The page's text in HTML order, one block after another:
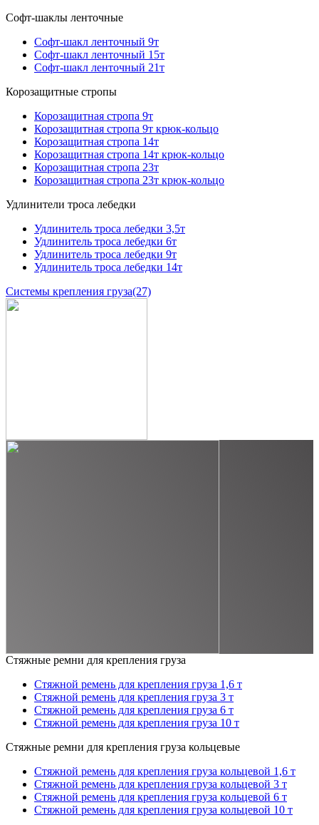
Софт-шаклы ленточные
Софт-шакл ленточный 9т
Софт-шакл ленточный 15т
Софт-шакл ленточный 21т
Корозащитные стропы
Корозащитная стропа 9т
Корозащитная стропа 9т крюк-кольцо
Корозащитная стропа 14т
Корозащитная стропа 14т крюк-кольцо
Корозащитная стропа 23т
Корозащитная стропа 23т крюк-кольцо
Удлинители троса лебедки
Удлинитель троса лебедки 3,5т
Удлинитель троса лебедки 6т
Удлинитель троса лебедки 9т
Удлинитель троса лебедки 14т
Системы крепления груза(27)
Стяжные ремни для крепления груза
Стяжной ремень для крепления груза 1,6 т
Стяжной ремень для крепления груза 3 т
Стяжной ремень для крепления груза 6 т
Стяжной ремень для крепления груза 10 т
Стяжные ремни для крепления груза кольцевые
Стяжной ремень для крепления груза кольцевой 1,6 т
Стяжной ремень для крепления груза кольцевой 3 т
Стяжной ремень для крепления груза кольцевой 6 т
Стяжной ремень для крепления груза кольцевой 10 т